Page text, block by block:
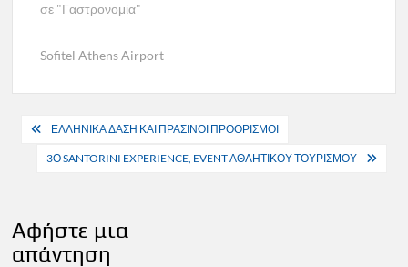
σε "Γαστρονομία"
Sofitel Athens Airport
Πλοήγηση
άρθρων
ΕΛΛΗΝΙΚΑ ΔΑΣΗ ΚΑΙ ΠΡΑΣΙΝΟΙ ΠΡΟΟΡΙΣΜΟΙ
3Ο SANTORINI EXPERIENCE, EVENT ΑΘΛΗΤΙΚΟΥ ΤΟΥΡΙΣΜΟΥ
Αφήστε μια
απάντηση